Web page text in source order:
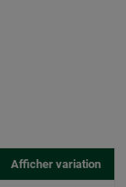
Afficher variation